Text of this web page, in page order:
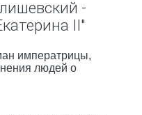
-
II"
императрицы,
людей о